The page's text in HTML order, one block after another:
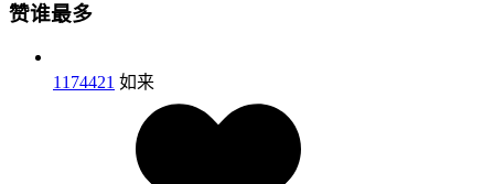
赞谁最多
1174421 如来